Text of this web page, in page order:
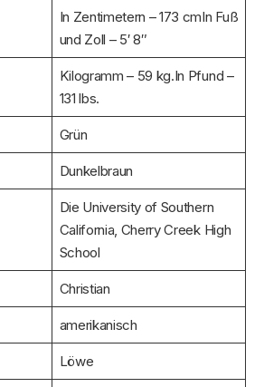
In Zentimetern – 173 cmIn Fuß
und Zoll – 5′ 8″
Kilogramm – 59 kg.In Pfund –
131 lbs.
Grün
Dunkelbraun
Die University of Southern
California, Cherry Creek High
School
Christian
amerikanisch
Löwe